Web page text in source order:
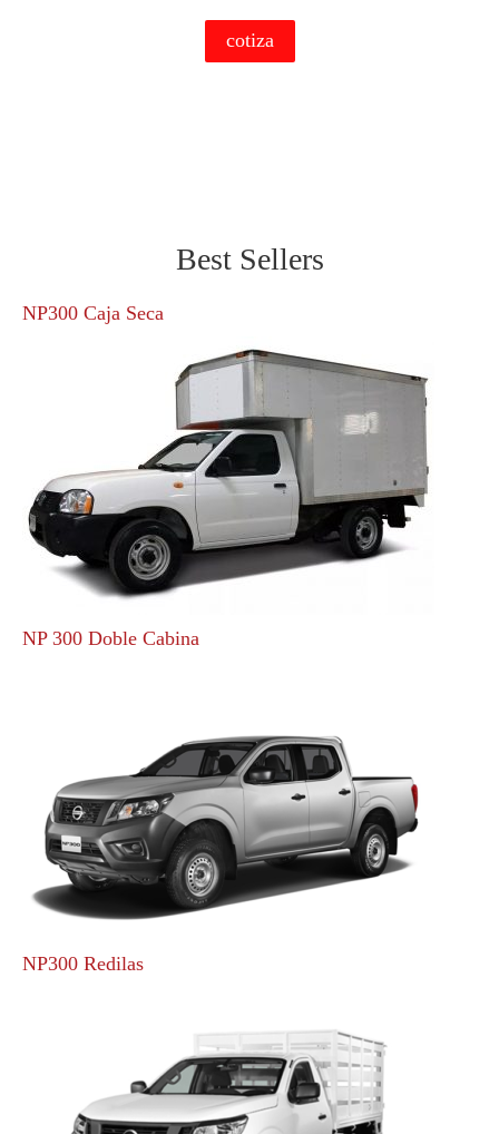
cotiza
Best Sellers
NP300 Caja Seca
NP 300 Doble Cabina
NP300 Redilas